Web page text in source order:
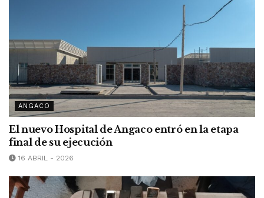
ANGACO
El nuevo Hospital de Angaco entró en la etapa
final de su ejecución
16 ABRIL - 2026